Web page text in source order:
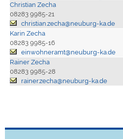
Christian Zecha
08283 9985-21
christian.zecha@neuburg-ka.de
Karin Zecha
08283 9985-16
einwohneramt@neuburg-ka.de
Rainer Zecha
08283 9985-28
rainer.zecha@neuburg-ka.de